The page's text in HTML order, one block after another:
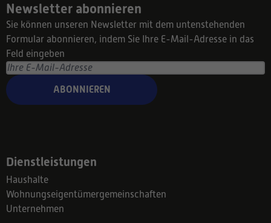
Newsletter abonnieren
Sie können unseren Newsletter mit dem untenstehenden
Formular abonnieren, indem Sie Ihre E-Mail-Adresse in das
Feld eingeben
ABONNIEREN
Dienstleistungen
Haushalte
Wohnungseigentümergemeinschaften
Unternehmen